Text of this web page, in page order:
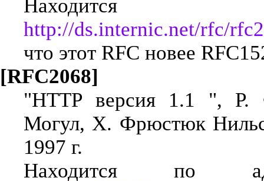
http://ds.internic.net/rfc/
что этот RFC новее
[RFC2068]
"HTTP версия 1.1 ", Р.
Могул, Х. Фрюстюк
1997 г.
Находится по